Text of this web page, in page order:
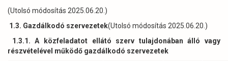
(Utolsó módosítás 2025.06.20.)
1.3. Gazdálkodó szervezetek(Utolsó módosítás 2025.06.20.)
1.3.1. A közfeladatot ellátó szerv tulajdonában álló vagy
részvételével működő gazdálkodó szervezetek